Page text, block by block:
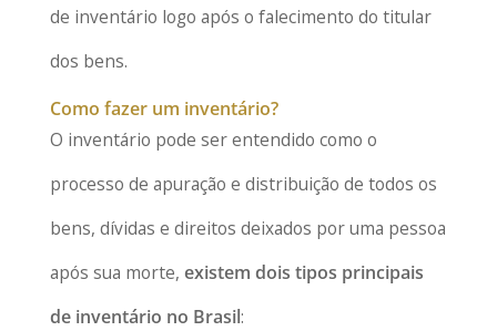
de inventário logo após o falecimento do titular
dos bens.
Como fazer um inventário?
O inventário pode ser entendido como o
processo de apuração e distribuição de todos os
bens, dívidas e direitos deixados por uma pessoa
após sua morte, existem dois tipos principais
de inventário no Brasil: